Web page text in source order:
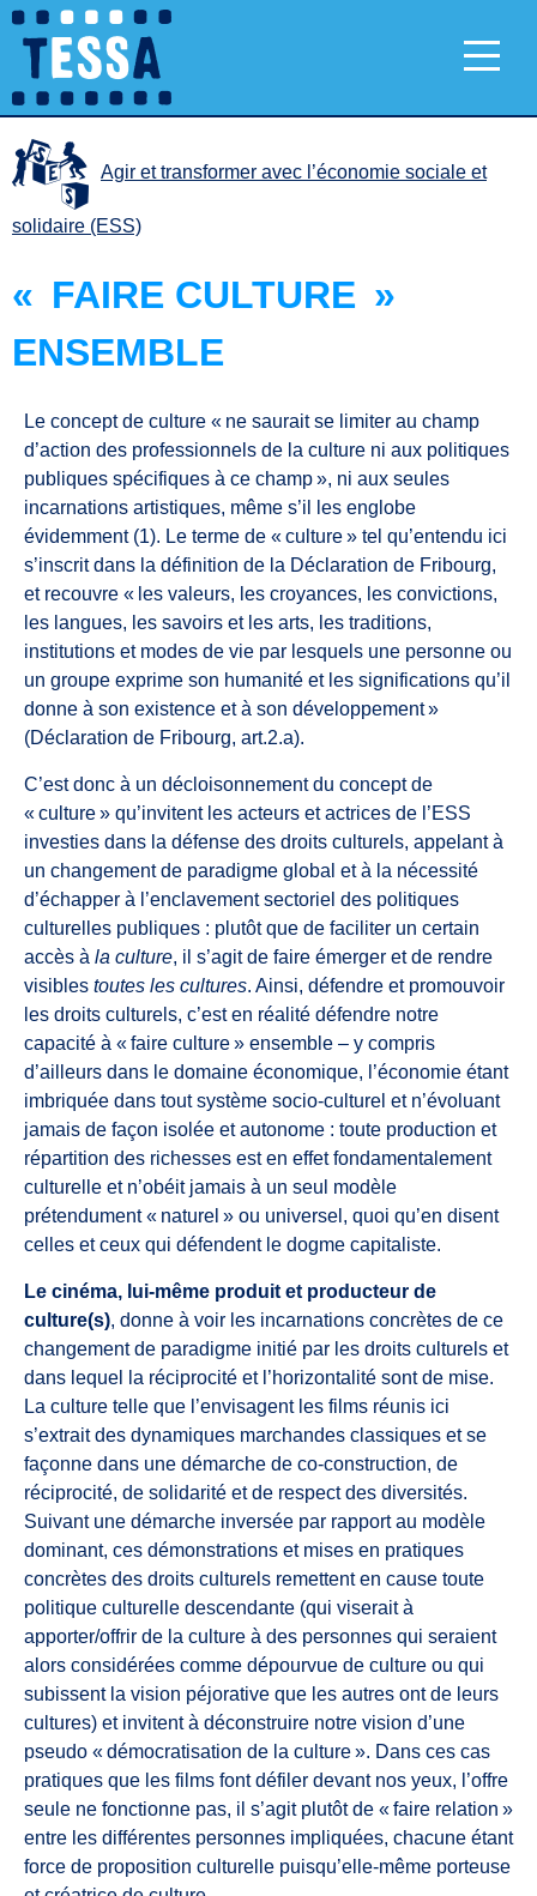
Agir et transformer avec l’économie sociale et
solidaire (ESS)
« FAIRE CULTURE »
ENSEMBLE
Le concept de culture « ne saurait se limiter au champ
d’action des professionnels de la culture ni aux politiques
publiques spécifiques à ce champ », ni aux seules
incarnations artistiques, même s’il les englobe
évidemment (1). Le terme de « culture » tel qu’entendu ici
s’inscrit dans la définition de la Déclaration de Fribourg,
et recouvre « les valeurs, les croyances, les convictions,
les langues, les savoirs et les arts, les traditions,
institutions et modes de vie par lesquels une personne ou
un groupe exprime son humanité et les significations qu’il
donne à son existence et à son développement »
(Déclaration de Fribourg, art.2.a).
C’est donc à un décloisonnement du concept de
« culture » qu’invitent les acteurs et actrices de l’ESS
investies dans la défense des droits culturels, appelant à
un changement de paradigme global et à la nécessité
d’échapper à l’enclavement sectoriel des politiques
culturelles publiques : plutôt que de faciliter un certain
accès à la culture, il s’agit de faire émerger et de rendre
visibles toutes les cultures. Ainsi, défendre et promouvoir
les droits culturels, c’est en réalité défendre notre
capacité à « faire culture » ensemble – y compris
d’ailleurs dans le domaine économique, l’économie étant
imbriquée dans tout système socio-culturel et n’évoluant
jamais de façon isolée et autonome : toute production et
répartition des richesses est en effet fondamentalement
culturelle et n’obéit jamais à un seul modèle
prétendument « naturel » ou universel, quoi qu’en disent
celles et ceux qui défendent le dogme capitaliste.
Le cinéma, lui-même produit et producteur de
culture(s), donne à voir les incarnations concrètes de ce
changement de paradigme initié par les droits culturels et
dans lequel la réciprocité et l’horizontalité sont de mise.
La culture telle que l’envisagent les films réunis ici
s’extrait des dynamiques marchandes classiques et se
façonne dans une démarche de co-construction, de
réciprocité, de solidarité et de respect des diversités.
Suivant une démarche inversée par rapport au modèle
dominant, ces démonstrations et mises en pratiques
concrètes des droits culturels remettent en cause toute
politique culturelle descendante (qui viserait à
apporter/offrir de la culture à des personnes qui seraient
alors considérées comme dépourvue de culture ou qui
subissent la vision péjorative que les autres ont de leurs
cultures) et invitent à déconstruire notre vision d’une
pseudo « démocratisation de la culture ». Dans ces cas
pratiques que les films font défiler devant nos yeux, l’offre
seule ne fonctionne pas, il s’agit plutôt de « faire relation »
entre les différentes personnes impliquées, chacune étant
force de proposition culturelle puisqu’elle-même porteuse